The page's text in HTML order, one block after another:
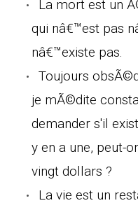
La mort est un
qui nâ€™est pas
nâ€™existe pas.
Toujours
je mÃ©dite
demander s'il
y en a une, peut-
vingt dollars ?
La vie est un